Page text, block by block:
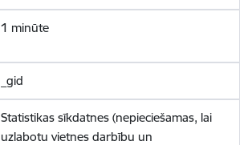
1 minūte
_gid
Statistikas sīkdatnes (nepieciešamas, lai
uzlabotu vietnes darbību un